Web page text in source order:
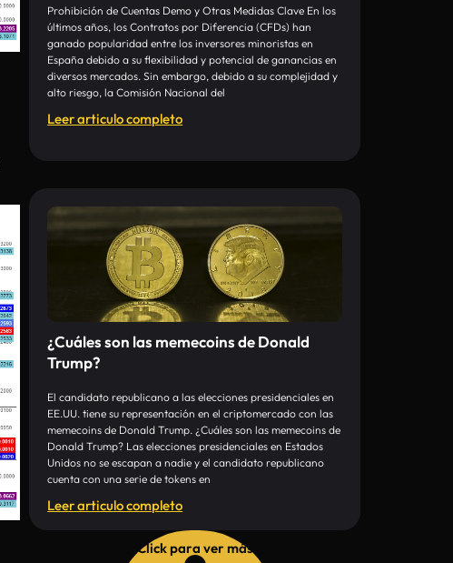
Prohibición de Cuentas Demo y Otras Medidas Clave En los
últimos años, los Contratos por Diferencia (CFDs) han
ganado popularidad entre los inversores minoristas en
España debido a su flexibilidad y potencial de ganancias en
diversos mercados. Sin embargo, debido a su complejidad y
alto riesgo, la Comisión Nacional del
Leer articulo completo
¿Cuáles son las memecoins de Donald
Trump?
El candidato republicano a las elecciones presidenciales en
EE.UU. tiene su representación en el criptomercado con las
memecoins de Donald Trump. ¿Cuáles son las memecoins de
Donald Trump? Las elecciones presidenciales en Estados
Unidos no se escapan a nadie y el candidato republicano
cuenta con una serie de tokens en
Leer articulo completo
Click para ver más